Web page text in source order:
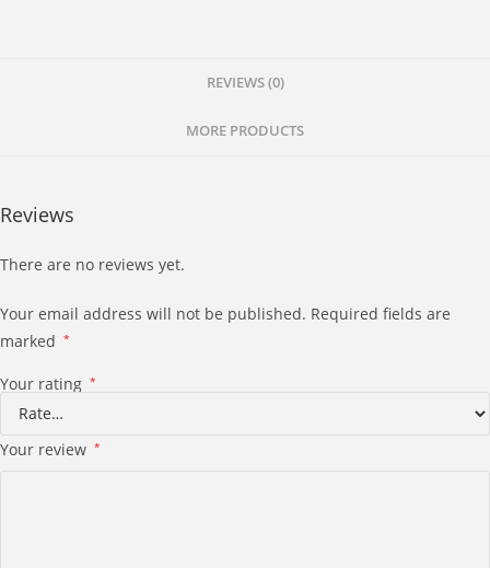
REVIEWS (0)
MORE PRODUCTS
Reviews
There are no reviews yet.
Your email address will not be published. Required fields are
marked *
Your rating *
Your review *